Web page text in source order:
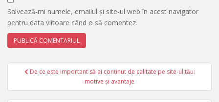
Salvează-mi numele, emailul și site-ul web în acest navigator
pentru data viitoare când o să comentez.
Navigare
articole
De ce este important să ai conținut de calitate pe site-ul tău:
motive și avantaje